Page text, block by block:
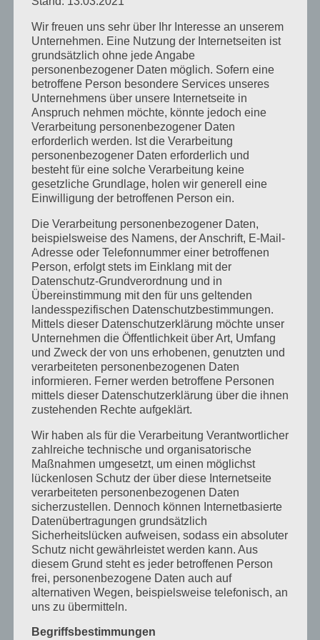
Autodesk® Fusion 360™ Kurse am 5. Juli
Am Kurstag findet kein Werkstattbetrieb statt! Am
Mittwoch, dem 5. [...]
VonPhil | Juni 30th, 2017 | Aktuelles | Kommentare deaktiviert
Fusion
360™
Kurse
am
Weiterlesen
Gulaschprogrammiernacht
Das Fablab war auch in diesem Jahr bei der
Gulaschprogrammiernacht [...]
Wir freuen uns sehr über Ihr Interesse an unserem
Unternehmen. Eine Nutzung der Internetseiten ist
grundsätzlich ohne jede Angabe
personenbezogener Daten möglich. Sofern eine
betroffene Person besondere Services unseres
Unternehmens über unsere Internetseite in
Anspruch nehmen möchte, könnte jedoch eine
Verarbeitung personenbezogener Daten
erforderlich werden. Ist die Verarbeitung
personenbezogener Daten erforderlich und
besteht für eine solche Verarbeitung keine
gesetzliche Grundlage, holen wir generell eine
Einwilligung der betroffenen Person ein.
Die Verarbeitung personenbezogener Daten,
beispielsweise des Namens, der Anschrift, E-Mail-
Adresse oder Telefonnummer einer betroffenen
Person, erfolgt stets im Einklang mit der
Datenschutz-Grundverordnung und in
Übereinstimmung mit den für uns geltenden
landesspezifischen Datenschutzbestimmungen.
Mittels dieser Datenschutzerklärung möchte unser
Unternehmen die Öffentlichkeit über Art, Umfang
und Zweck der von uns erhobenen, genutzten und
verarbeiteten personenbezogenen Daten
informieren. Ferner werden betroffene Personen
mittels dieser Datenschutzerklärung über die ihnen
zustehenden Rechte aufgeklärt.
Wir haben als für die Verarbeitung Verantwortlicher
zahlreiche technische und organisatorische
Maßnahmen umgesetzt, um einen möglichst
lückenlosen Schutz der über diese Internetseite
verarbeiteten personenbezogenen Daten
sicherzustellen. Dennoch können Internetbasierte
Datenübertragungen grundsätzlich
Sicherheitslücken aufweisen, sodass ein absoluter
Schutz nicht gewährleistet werden kann. Aus
diesem Grund steht es jeder betroffenen Person
frei, personenbezogene Daten auch auf
alternativen Wegen, beispielsweise telefonisch, an
uns zu übermitteln.
Begriffsbestimmungen